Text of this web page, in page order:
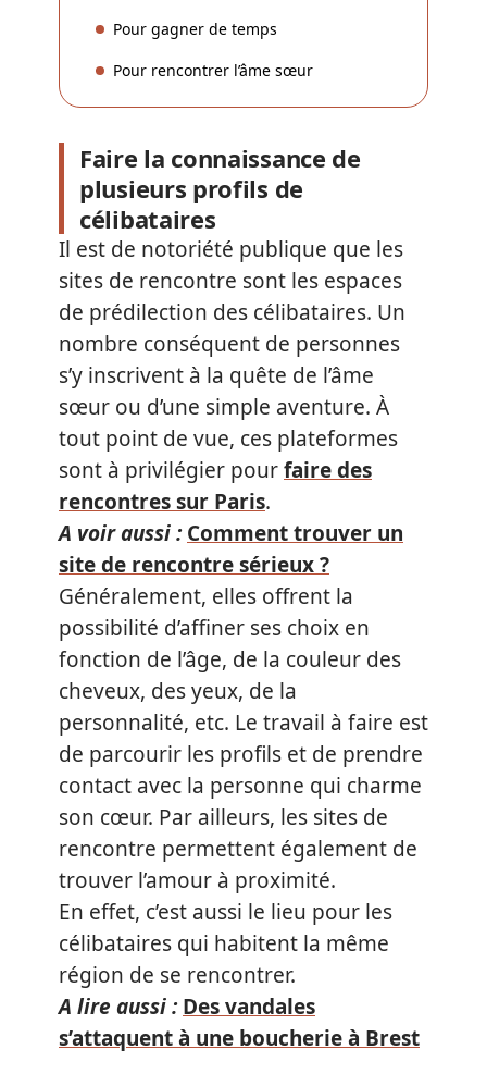
Pour gagner de temps
Pour rencontrer l’âme sœur
Faire la connaissance de
plusieurs profils de
célibataires
Il est de notoriété publique que les
sites de rencontre sont les espaces
de prédilection des célibataires. Un
nombre conséquent de personnes
s’y inscrivent à la quête de l’âme
sœur ou d’une simple aventure. À
tout point de vue, ces plateformes
sont à privilégier pourfaire des
rencontres sur Paris.
A voir aussi : Comment trouver un
site de rencontre sérieux ?
Généralement, elles offrent la
possibilité d’affiner ses choix en
fonction de l’âge, de la couleur des
cheveux, des yeux, de la
personnalité, etc. Le travail à faire est
de parcourir les profils et de prendre
contact avec la personne qui charme
son cœur. Par ailleurs, les sites de
rencontre permettent également de
trouver l’amour à proximité.
En effet, c’est aussi le lieu pour les
célibataires qui habitent la même
région de se rencontrer.
A lire aussi : Des vandales
s’attaquent à une boucherie à Brest